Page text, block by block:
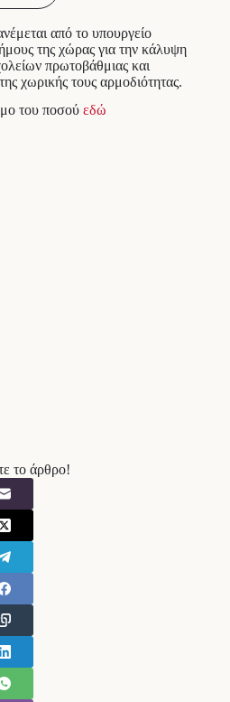
από το υπουργείο
της χώρας για την κάλυψη
πρωτοβάθμιας και
χωρικής τους αρμοδιότητας.
του ποσού εδώ
το άρθρο!